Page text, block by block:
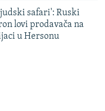
safari': Ruski
lovi prodavača na
u Hersonu